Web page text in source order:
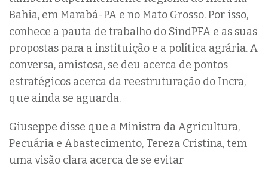
Bahia, em Marabá-PA e no Mato Grosso. Por isso,
conhece a pauta de trabalho do SindPFA e as suas
propostas para a instituição e a política agrária. A
conversa, amistosa, se deu acerca de pontos
estratégicos acerca da reestruturação do Incra,
que ainda se aguarda.
Giuseppe disse que a Ministra da Agricultura,
Pecuária e Abastecimento, Tereza Cristina, tem
uma visão clara acerca de se evitar